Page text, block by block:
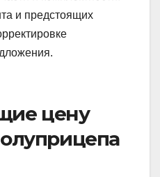
и предстоящих
цену